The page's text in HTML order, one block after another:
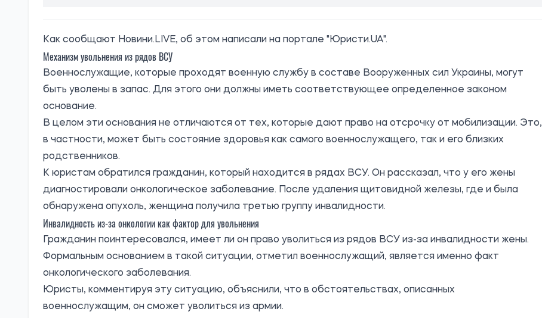
Как сообщают Новини.LIVE, об этом написали на портале "Юристи.UA".
Механизм увольнения из рядов ВСУ
Военнослужащие, которые проходят военную службу в составе Вооруженных сил Украины, могут
быть уволены в запас. Для этого они должны иметь соответствующее определенное законом
основание.
В целом эти основания не отличаются от тех, которые дают право на отсрочку от мобилизации. Это,
в частности, может быть состояние здоровья как самого военнослужащего, так и его близких
родственников.
К юристам обратился гражданин, который находится в рядах ВСУ. Он рассказал, что у его жены
диагностировали онкологическое заболевание. После удаления щитовидной железы, где и была
обнаружена опухоль, женщина получила третью группу инвалидности.
Инвалидность из-за онкологии как фактор для увольнения
Гражданин поинтересовался, имеет ли он право уволиться из рядов ВСУ из-за инвалидности жены.
Формальным основанием в такой ситуации, отметил военнослужащий, является именно факт
онкологического заболевания.
Юристы, комментируя эту ситуацию, объяснили, что в обстоятельствах, описанных
военнослужащим, он сможет уволиться из армии.